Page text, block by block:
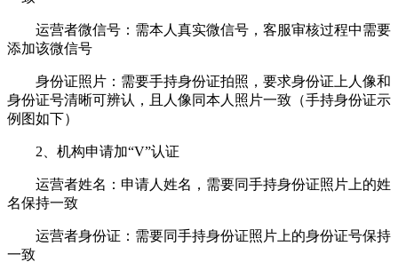
运营者微信号：需本人真实微信号，客服审核过程中需要
添加该微信号
身份证照片：需要手持身份证拍照，要求身份证上人像和
身份证号清晰可辨认，且人像同本人照片一致（手持身份证示
例图如下）
2、机构申请加“V”认证
运营者姓名：申请人姓名，需要同手持身份证照片上的姓
名保持一致
运营者身份证：需要同手持身份证照片上的身份证号保持
一致